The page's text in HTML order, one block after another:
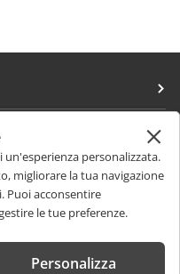
personalizzata.
migliorare la tua navigazione
Puoi acconsentire
le tue preferenze.
Personalizza